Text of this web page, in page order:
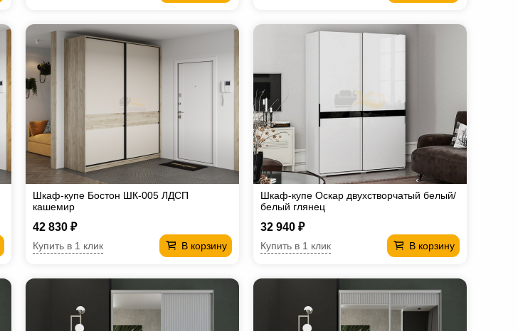
Шкаф-купе Бостон ШК-005 ЛДСП
кашемир
42 830 ₽
В корзину
Купить в 1 клик
Шкаф-купе Оскар двухстворчатый белый/
белый глянец
32 940 ₽
В корзину
Купить в 1 клик